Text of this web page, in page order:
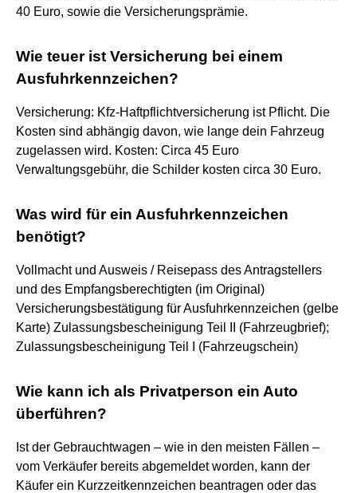
40 Euro, sowie die Versicherungsprämie.
Wie teuer ist Versicherung bei einem
Ausfuhrkennzeichen?
Versicherung: Kfz-Haftpflichtversicherung ist Pflicht. Die
Kosten sind abhängig davon, wie lange dein Fahrzeug
zugelassen wird. Kosten: Circa 45 Euro
Verwaltungsgebühr, die Schilder kosten circa 30 Euro.
Was wird für ein Ausfuhrkennzeichen
benötigt?
Vollmacht und Ausweis / Reisepass des Antragstellers
und des Empfangsberechtigten (im Original)
Versicherungsbestätigung für Ausfuhrkennzeichen (gelbe
Karte) Zulassungsbescheinigung Teil II (Fahrzeugbrief);
Zulassungsbescheinigung Teil I (Fahrzeugschein)
Wie kann ich als Privatperson ein Auto
überführen?
Ist der Gebrauchtwagen – wie in den meisten Fällen –
vom Verkäufer bereits abgemeldet worden, kann der
Käufer ein Kurzzeitkennzeichen beantragen oder das